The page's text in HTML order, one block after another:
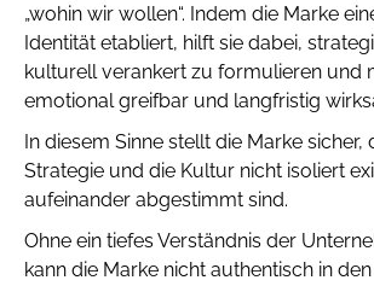
„wohin wir wollen“. Indem die Marke
Identität etabliert, hilft sie dabei,
kulturell verankert zu formulieren und
emotional greifbar und langfristig
In diesem Sinne stellt die Marke sicher,
Strategie und die Kultur nicht isoliert
aufeinander abgestimmt sind.
Ohne ein tiefes Verständnis der
kann die Marke nicht authentisch in den